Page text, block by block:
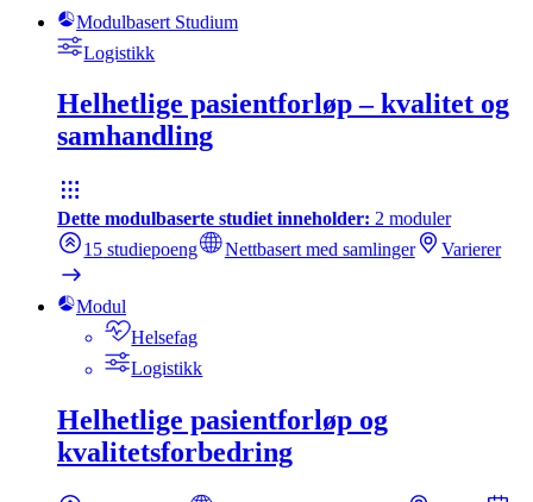
Modulbasert Studium
Logistikk
Helhetlige pasientforløp – kvalitet og
samhandling
Dette modulbaserte studiet inneholder: 2 moduler
15 studiepoeng Nettbasert med samlinger Varierer
Modul
Helsefag
Logistikk
Helhetlige pasientforløp og
kvalitetsforbedring